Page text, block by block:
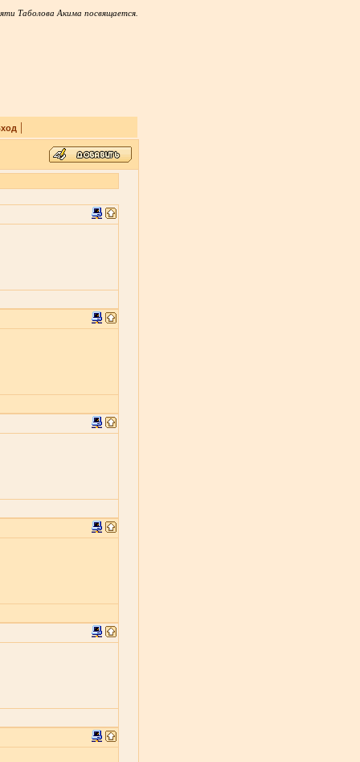
Таболова Акима посвящается.
|